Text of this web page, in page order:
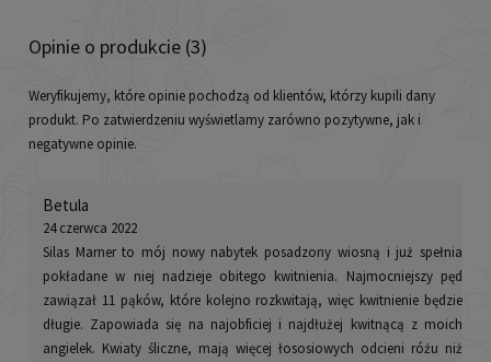
Opinie o produkcie (3)
Weryfikujemy, które opinie pochodzą od klientów, którzy kupili dany
produkt. Po zatwierdzeniu wyświetlamy zarówno pozytywne, jak i
negatywne opinie.
Betula
24 czerwca 2022
Silas Marner to mój nowy nabytek posadzony wiosną i już spełnia
pokładane w niej nadzieje obitego kwitnienia. Najmocniejszy pęd
zawiązał 11 pąków, które kolejno rozkwitają, więc kwitnienie będzie
długie. Zapowiada się na najobficiej i najdłużej kwitnącą z moich
angielek. Kwiaty śliczne, mają więcej łososiowych odcieni różu niż